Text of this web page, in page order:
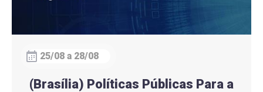
25/08 a 28/08
(Brasília) Políticas Públicas Para a